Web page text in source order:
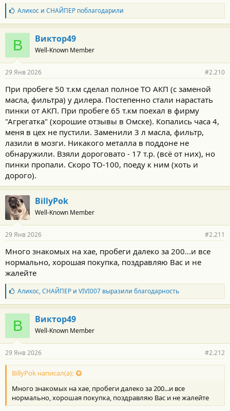
Поменял масло в моторе и частично в АКПП.
В коробке масло было светлое не чёрное.
Понял что надо часто менять его.
Брал в салоне и историю не знаю, но по автотеке и состоянию
пробег на реальный по ряду фактов намекается.
Судя по цвету масла в АКПП за авто следили хоть как-то.
Только не понятно была она в ремонте и масло после него
залито светлое по виду или это ТО делали.
По поведению АКПП в идеале.
Как вариант только если отдавать сейчас пока все ок на
переборку и усиление посадочного места этого подшипника и
установку шайб для уменьшения люфта как AGM писал.
При такой фигне вообще надо было на коллективный иск
скидываться и всем по новой коробке требовать.
Сижу теперь на нервах 2 недели и не знаю что делать.
Проще поменять на вечный Паджеро 4 с смешными
проблемами в виде ржавого бака
Б
л
а
г
о
д
а
н
с
т
и
Аликоси СНАЙПЕРпоблагодарили
В Виктор49
Well-Known Member
29 Янв 2026 #2.210
При пробеге 50 т.км сделал полное ТО АКП (с заменой
масла, фильтра) у дилера. Постепенно стали нарастать
пинки от АКП. При пробеге 65 т.км поехал в фирму
"Агрегатка" (хорошие отзывы в Омске). Копались часа 4,
меня в цех не пустили. Заменили 3 л масла, фильтр,
лазили в мозги. Никакого металла в поддоне не
обнаружили. Взяли дороговато - 17 т.р. (всё от них), но
пинки пропали. Скоро ТО-100, поеду к ним (хоть и
дорого).
BillyPok
Well-Known Member
29 Янв 2026 #2.211
Много знакомых на хае, пробеги далеко за 200...и все
нормально, хорошая покупка, поздравляю Вас и не
жалейте
Б
л
а
г
о
д
а
н
о
с
и
:
Аликос,СНАЙПЕРи VIVI007выразили благодарность
В Виктор49
Well-Known Member
29 Янв 2026 #2.212
BillyPok написал(а):
Много знакомых на хае, пробеги далеко за 200...и все
нормально, хорошая покупка, поздравляю Вас и не жалейте